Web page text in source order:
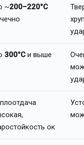
~200–220°C
300°C и выше
ок